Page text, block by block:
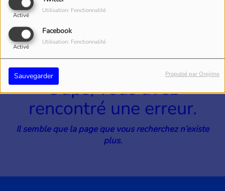
Activé
Utilisation: Fonctionnalité
Facebook
Activé
Utilisation: Fonctionnalité
Sauvegarder Propulsé par Orejime
Oups, vous avez
rencontré une erreur.
Il semble que la page que vous recherchez n’existe
plus.